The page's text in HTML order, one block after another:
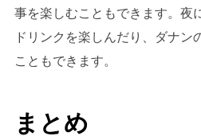
事を楽しむこともできます。夜
ドリンクを楽しんだり、ダナン
こともできます。
まとめ